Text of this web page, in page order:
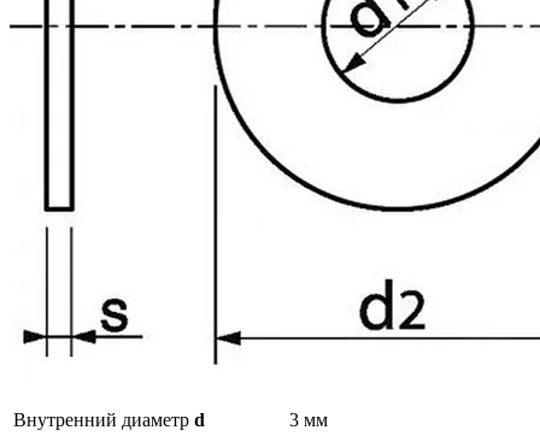
Внутренний диаметр d
3 мм